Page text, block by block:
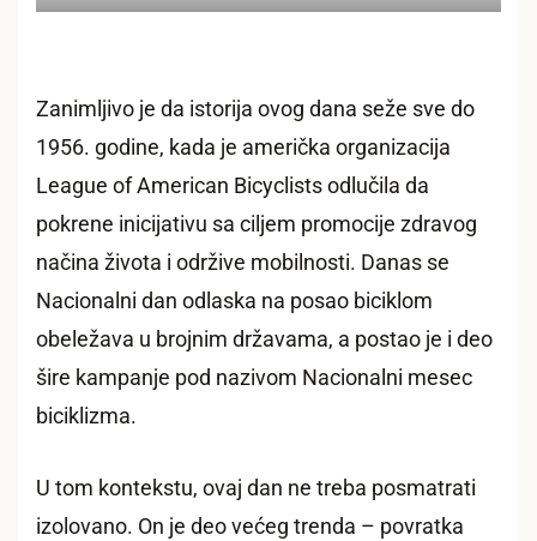
Zanimljivo je da istorija ovog dana seže sve do
1956. godine, kada je američka organizacija
League of American Bicyclists odlučila da
pokrene inicijativu sa ciljem promocije zdravog
načina života i održive mobilnosti. Danas se
Nacionalni dan odlaska na posao biciklom
obeležava u brojnim državama, a postao je i deo
šire kampanje pod nazivom Nacionalni mesec
biciklizma.
U tom kontekstu, ovaj dan ne treba posmatrati
izolovano. On je deo većeg trenda – povratka